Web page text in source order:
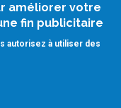
améliorer votre
fin publicitaire
autorisez à utiliser des